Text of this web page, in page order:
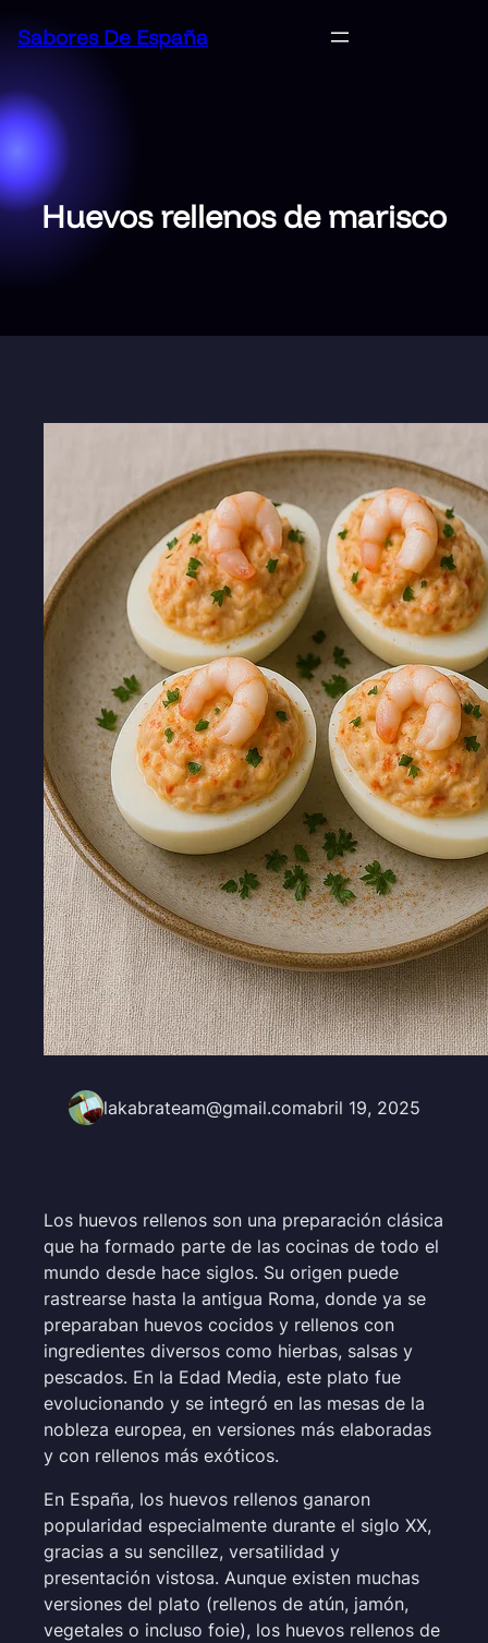
Sabores De España
Huevos rellenos de marisco
lakabrateam@gmail.comabril 19, 2025
Los huevos rellenos son una preparación clásica
que ha formado parte de las cocinas de todo el
mundo desde hace siglos. Su origen puede
rastrearse hasta la antigua Roma, donde ya se
preparaban huevos cocidos y rellenos con
ingredientes diversos como hierbas, salsas y
pescados. En la Edad Media, este plato fue
evolucionando y se integró en las mesas de la
nobleza europea, en versiones más elaboradas
y con rellenos más exóticos.
En España, los huevos rellenos ganaron
popularidad especialmente durante el siglo XX,
gracias a su sencillez, versatilidad y
presentación vistosa. Aunque existen muchas
versiones del plato (rellenos de atún, jamón,
vegetales o incluso foie), los huevos rellenos de